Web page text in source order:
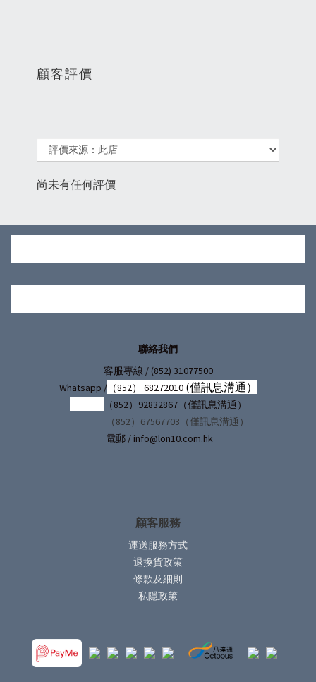
顧客評價
尚未有任何評價
聯絡我們
客服專線 / (852) 31077500
Whatsapp /（852） 68272010 (僅訊息溝通）
（852）92832867（僅訊息溝通）
（852）67567703（僅訊息溝通）
電郵 / info@lon10.com.hk
顧客服務
運送服務方式
退換貨政策
條款及細則
私隱政策